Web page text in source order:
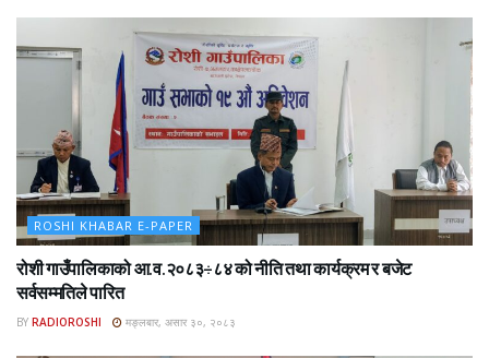
ROSHI KHABAR E-PAPER
रोशी गाउँपालिकाको आ.व.२०८३÷८४ को नीति तथा कार्यक्रम र बजेट
सर्वसम्मतिले पारित
BY RADIOROSHI मङ्लबार, असार ३०, २०८३